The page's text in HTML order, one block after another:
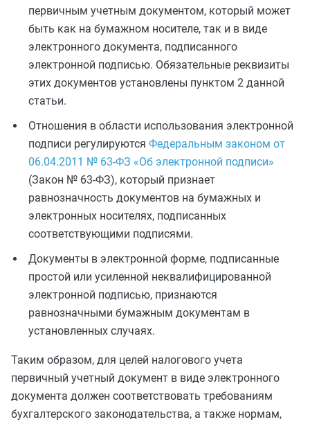
первичным учетным документом, который может
быть как на бумажном носителе, так и в виде
электронного документа, подписанного
электронной подписью. Обязательные реквизиты
этих документов установлены пунктом 2 данной
статьи.
Отношения в области использования электронной
подписи регулируются Федеральным законом от
06.04.2011 № 63-ФЗ «Об электронной подписи»
(Закон № 63-ФЗ), который признает
равнозначность документов на бумажных и
электронных носителях, подписанных
соответствующими подписями.
Документы в электронной форме, подписанные
простой или усиленной неквалифицированной
электронной подписью, признаются
равнозначными бумажным документам в
установленных случаях.
Таким образом, для целей налогового учета
первичный учетный документ в виде электронного
документа должен соответствовать требованиям
бухгалтерского законодательства, а также нормам,